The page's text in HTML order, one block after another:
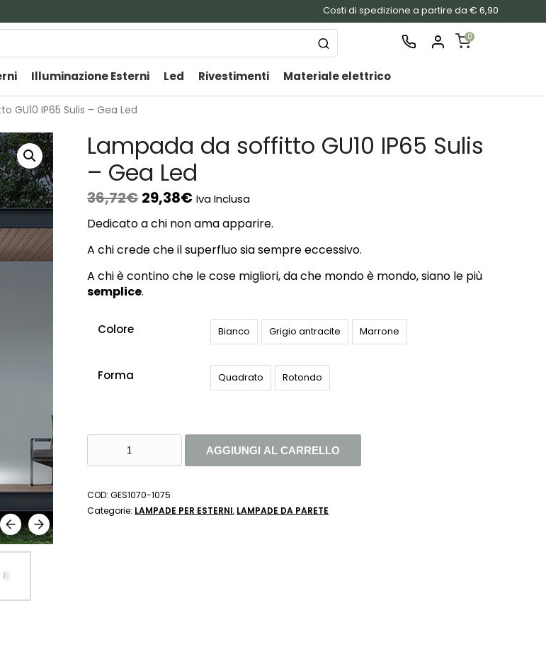
Costi di spedizione a partire da € 6,90
0
CART
Illuminazione Esterni Led Rivestimenti Materiale elettrico
GU10 IP65 Sulis – Gea Led
Lampada da soffitto GU10 IP65 Sulis
– Gea Led
36,72€ 29,38€ Iva Inclusa
Dedicato a chi non ama apparire.
A chi crede che il superfluo sia sempre eccessivo.
A chi è contino che le cose migliori, da che mondo è mondo, siano le più
semplice.
Colore Bianco Grigio antracite Marrone
Forma Quadrato Rotondo
GU10
IP65
SULIS
AGGIUNGI AL CARRELLO
COD:GES1070-1075
Categorie: LAMPADE PER ESTERNI, LAMPADE DA PARETE